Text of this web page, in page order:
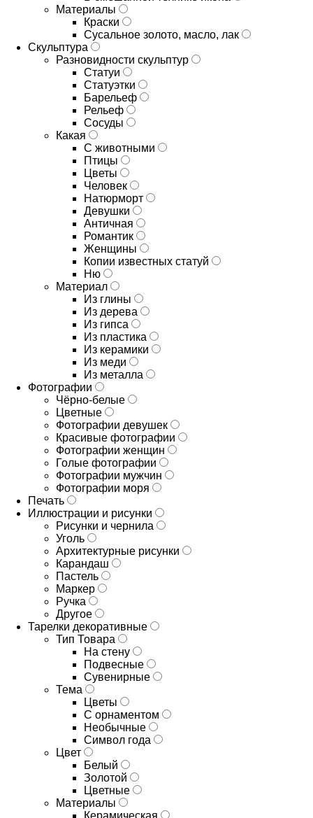
Материалы
Краски
Сусальное золото, масло, лак
Скульптура
Разновидности скульптур
Статуи
Статуэтки
Барельеф
Рельеф
Сосуды
Какая
С животными
Птицы
Цветы
Человек
Натюрморт
Девушки
Античная
Романтик
Женщины
Копии известных статуй
Ню
Материал
Из глины
Из дерева
Из гипса
Из пластика
Из керамики
Из меди
Из металла
Фотографии
Чёрно-белые
Цветные
Фотографии девушек
Красивые фотографии
Фотографии женщин
Голые фотографии
Фотографии мужчин
Фотографии моря
Печать
Иллюстрации и рисунки
Рисунки и чернила
Уголь
Архитектурные рисунки
Карандаш
Пастель
Маркер
Ручка
Другое
Тарелки декоративные
Тип Товара
На стену
Подвесные
Сувенирные
Тема
Цветы
С орнаментом
Необычные
Символ года
Цвет
Белый
Золотой
Цветные
Материалы
Керамическая